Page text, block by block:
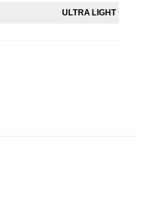
ULTRA LIGHT